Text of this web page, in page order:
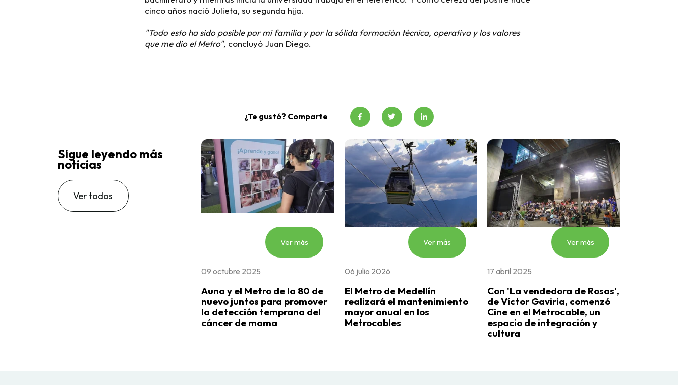
cinco años nació Julieta, su segunda hija.
"Todo esto ha sido posible por mi familia y por la sólida formación técnica, operativa y los valores
que me dio el Metro", concluyó Juan Diego.
¿Te gustó? Comparte
Sigue leyendo más
noticias
Ver todos
Ver más
09 octubre 2025
Auna y el Metro de la 80 de
nuevo juntos para promover
la detección temprana del
cáncer de mama
Ver más
06 julio 2026
El Metro de Medellín
realizará el mantenimiento
mayor anual en los
Metrocables
Ver más
17 abril 2025
Con 'La vendedora de Rosas',
de Víctor Gaviria, comenzó
Cine en el Metrocable, un
espacio de integración y
cultura